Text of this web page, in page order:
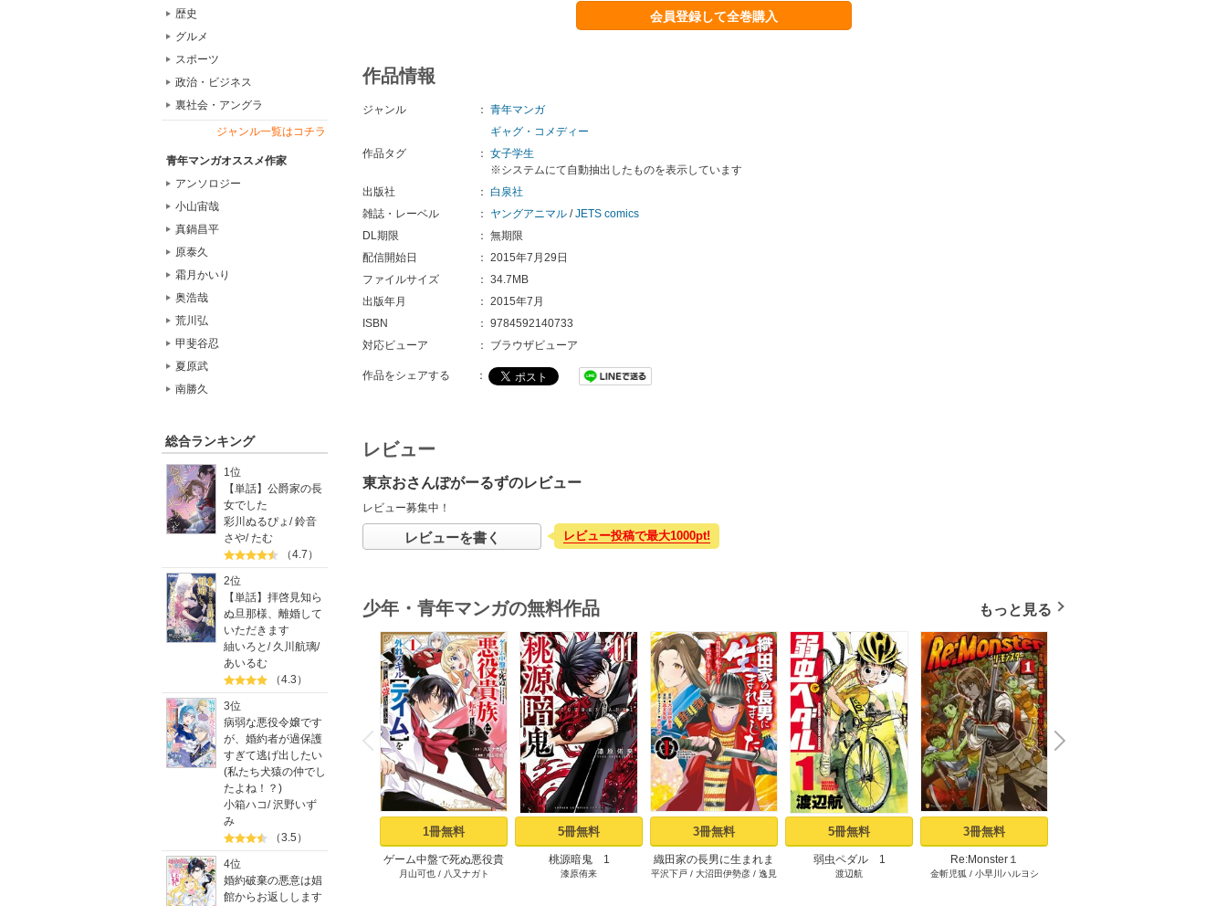
歴史
グルメ
スポーツ
政治・ビジネス
裏社会・アングラ
ジャンル一覧はコチラ
青年マンガオススメ作家
アンソロジー
小山宙哉
真鍋昌平
原泰久
霜月かいり
奥浩哉
荒川弘
甲斐谷忍
夏原武
南勝久
総合ランキング
1位
【単話】公爵家の長
女でした
彩川ぬるぴょ /鈴音
さや/たむ
（4.7）
2位
【単話】拝啓見知ら
ぬ旦那様、離婚して
いただきます
紬いろと / 久川航璃/
あいるむ
（4.3）
3位
病弱な悪役令嬢です
が、婚約者が過保護
すぎて逃げ出したい
(私たち犬猿の仲でし
たよね！？)
小箱ハコ/沢野いず
み
（3.5）
4位
婚約破棄の悪意は娼
館からお返しします
会員登録して全巻購入
作品情報
ジャンル ： 青年マンガ
ギャグ・コメディー
作品タグ
： 女子学生
※システムにて自動抽出したものを表示しています
出版社
： 白泉社
雑誌・レーベル
： ヤングアニマル /JETS comics
DL期限
： 無期限
配信開始日
： 2015年7月29日
ファイルサイズ
： 34.7MB
出版年月
： 2015年7月
ISBN
： 9784592140733
対応ビューア
： ブラウザビューア
作品をシェアする ：
レビュー
東京おさんぽがーるずのレビュー
レビュー募集中！
レビューを書く レビュー投稿で最大1000pt!
少年・青年マンガの無料作品 もっと見る
P
r
e
v
i
o
u
s
1冊無料
ゲーム中盤で死ぬ悪役貴
族に転生したので、外れ
月山可也/ 八又ナガト
5冊無料
桃源暗鬼 1
漆原侑来
3冊無料
織田家の長男に生まれま
した～戦国時代に転生し
平沢下戸 / 大沼田伊勢彦 / 逸見
5冊無料
弱虫ペダル 1
渡辺航
3冊無料
Re:Monster１
金斬児狐 / 小早川ハルヨシ
N
e
x
t